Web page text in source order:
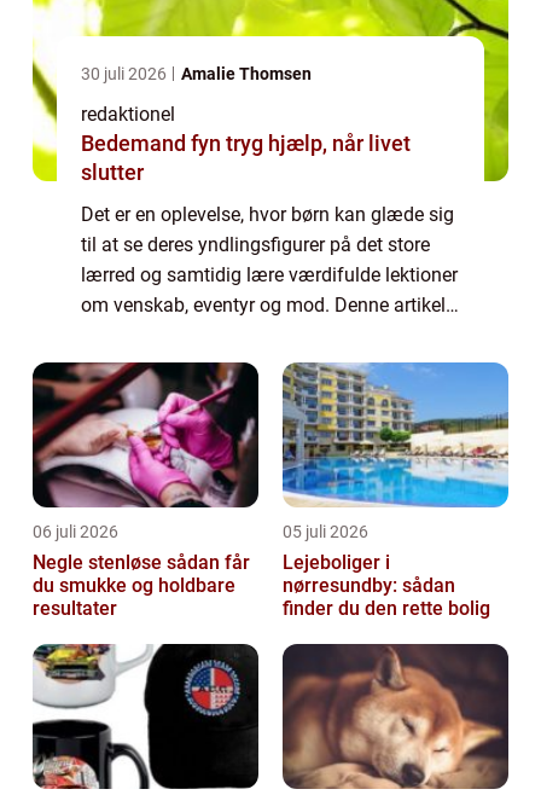
30 juli 2026 Amalie Thomsen
redaktionel
Bedemand fyn tryg hjælp, når livet
slutter
Det er en oplevelse, hvor børn kan glæde sig
til at se deres yndlingsfigurer på det store
lærred og samtidig lære værdifulde lektioner
om venskab, eventyr og mod. Denne artikel
og give dig en h...
06 juli 2026
Negle stenløse sådan får
du smukke og holdbare
resultater
05 juli 2026
Lejeboliger i
nørresundby: sådan
finder du den rette bolig